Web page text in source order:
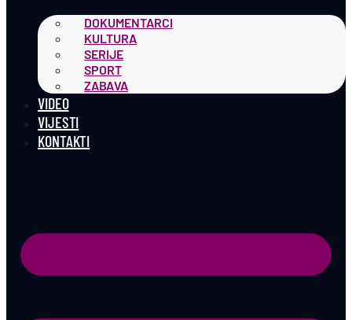
DOKUMENTARCI
KULTURA
SERIJE
SPORT
ZABAVA
VIDEO
VIJESTI
KONTAKTI